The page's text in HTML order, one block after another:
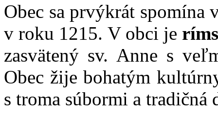
Obec sa prvýkrát spomína
v roku 1215. V obci je
zasvätený sv. Anne s
Obec žije bohatým
s troma súbormi a tradičná